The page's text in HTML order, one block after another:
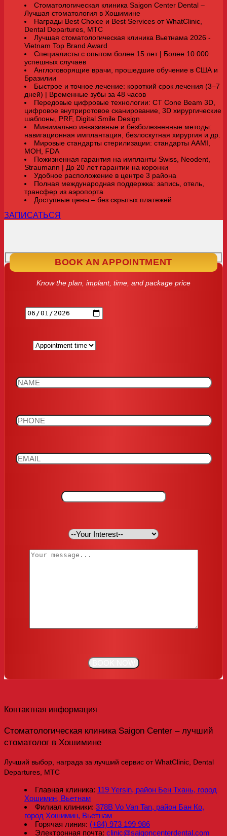
Стоматологическая клиника Saigon Center Dental –
Лучшая стоматология в Хошимине
Награды Best Choice и Best Services от WhatClinic,
Dental Departures, MTC
Лучшая стоматологическая клиника Вьетнама 2026 -
Vietnam Top Brand Award
Специалисты с опытом более 15 лет | Более 10 000
успешных случаев
Англоговорящие врачи, прошедшие обучение в США и
Бразилии
Быстрое и точное лечение: короткий срок лечения (3–7
дней) | Временные зубы за 48 часов
Передовые цифровые технологии: CT Cone Beam 3D,
цифровое внутриротовое сканирование, 3D хирургические
шаблоны, PRF, Digital Smile Design
Минимально инвазивные и безболезненные методы:
навигационная имплантация, безлоскутная хирургия и др.
Мировые стандарты стерилизации: стандарты AAMI,
MOH, FDA
Пожизненная гарантия на импланты Swiss, Neodent,
Straumann | До 20 лет гарантии на коронки
Удобное расположение в центре 3 района
Полная международная поддержка: запись, отель,
трансфер из аэропорта
Доступные цены – без скрытых платежей
ЗАПИСАТЬСЯ
BOOK AN APPOINTMENT
Know the plan, implant, time, and package price
Контактная информация
Стоматологическая клиника Saigon Center – лучший
стоматолог в Хошимине
Лучший выбор, награда за лучший сервис от WhatClinic, Dental
Departures, MTC
Главная клиника: 119 Yersin, район Бен Тхань, город
Хошимин, Вьетнам
Филиал клиники: 378B Vo Van Tan, район Бан Ко,
город Хошимин, Вьетнам
Горячая линия: (+84) 973 199 986
Электронная почта: clinic@saigoncenterdental.com